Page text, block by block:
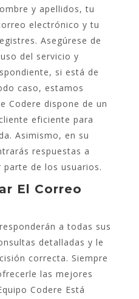
y apellidos, tu
electrónico y tu
Asegúrese de
del servicio y
si está de
caso, estamos
Codere dispone de un
eficiente para
Asimismo, en su
respuestas a
de los usuarios.
El Correo
a todas sus
detalladas y le
correcta. Siempre
las mejores
Codere Está